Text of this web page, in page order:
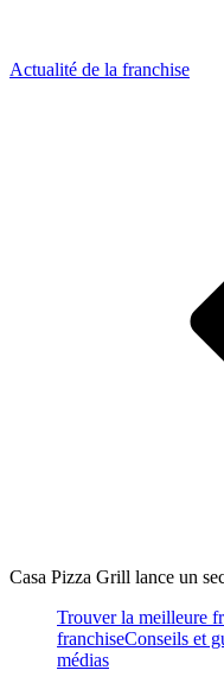
Actualité de la franchise
Casa Pizza Grill lance un
Trouver la meilleure
franchiseConseils et
médias